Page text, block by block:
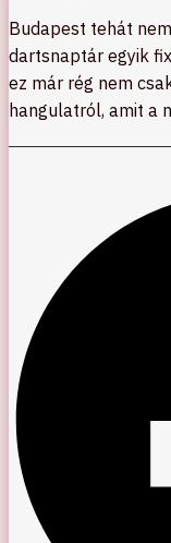
Budapest tehát
dartsnaptár egyik
ez már rég nem
hangulatról, amit a